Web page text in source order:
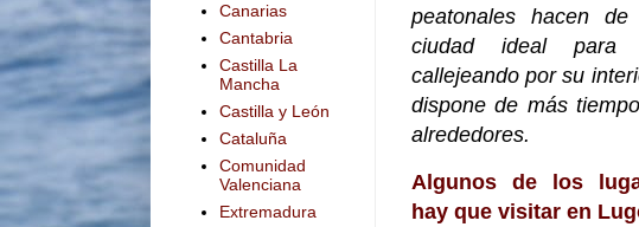
peatonales hacen
ciudad ideal para
callejeando por su
dispone de más
alrededores.
Algunos de los
hay que visitar en
Canarias
Cantabria
Castilla La
Mancha
Castilla y León
Cataluña
Comunidad
Valenciana
Extremadura